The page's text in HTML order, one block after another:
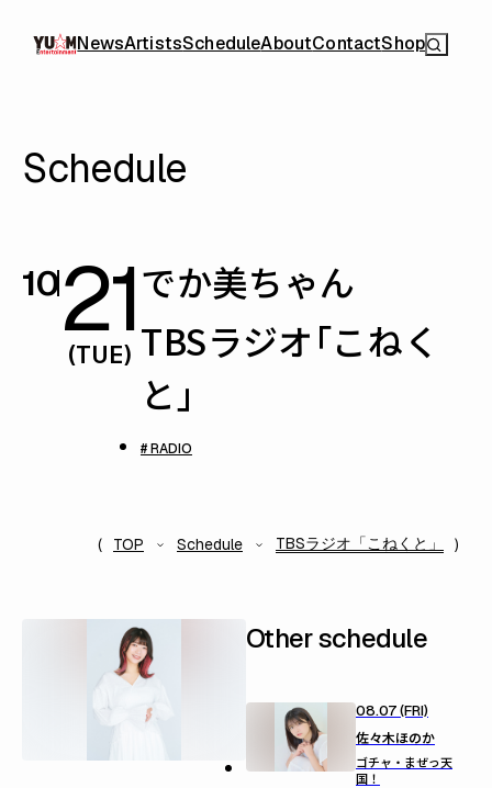
NewsArtistsScheduleAboutContactShop
Schedule
1021
(TUE)
でか美ちゃん
TBSラジオ「こねく
と」
# RADIO
TOP Schedule TBSラジオ「こねくと」
Other schedule
08.07 (FRI)
佐々木ほのか
ゴチャ・まぜっ天
国！